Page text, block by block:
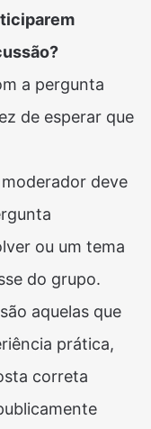
a pergunta
de esperar que
deve
ou um tema
do grupo.
aquelas que
prática,
correta